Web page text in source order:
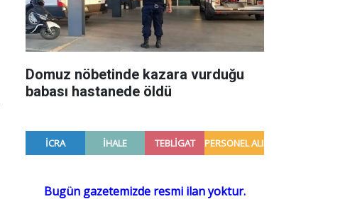
Domuz nöbetinde kazara vurduğu
babası hastanede öldü